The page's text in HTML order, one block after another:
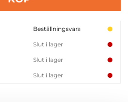
Beställningsvara
Slut i lager
Slut i lager
Slut i lager